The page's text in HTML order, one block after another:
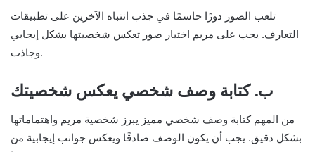
تلعب الصور دورًا حاسمًا في جذب انتباه الآخرين على تطبيقات
التعارف. يجب على مريم اختيار صور تعكس شخصيتها بشكل إيجابي
وجاذب.
ب. كتابة وصف شخصي يعكس شخصيتك
من المهم كتابة وصف شخصي مميز يبرز شخصية مريم واهتماماتها
بشكل دقيق. يجب أن يكون الوصف صادقًا ويعكس جوانب إيجابية من